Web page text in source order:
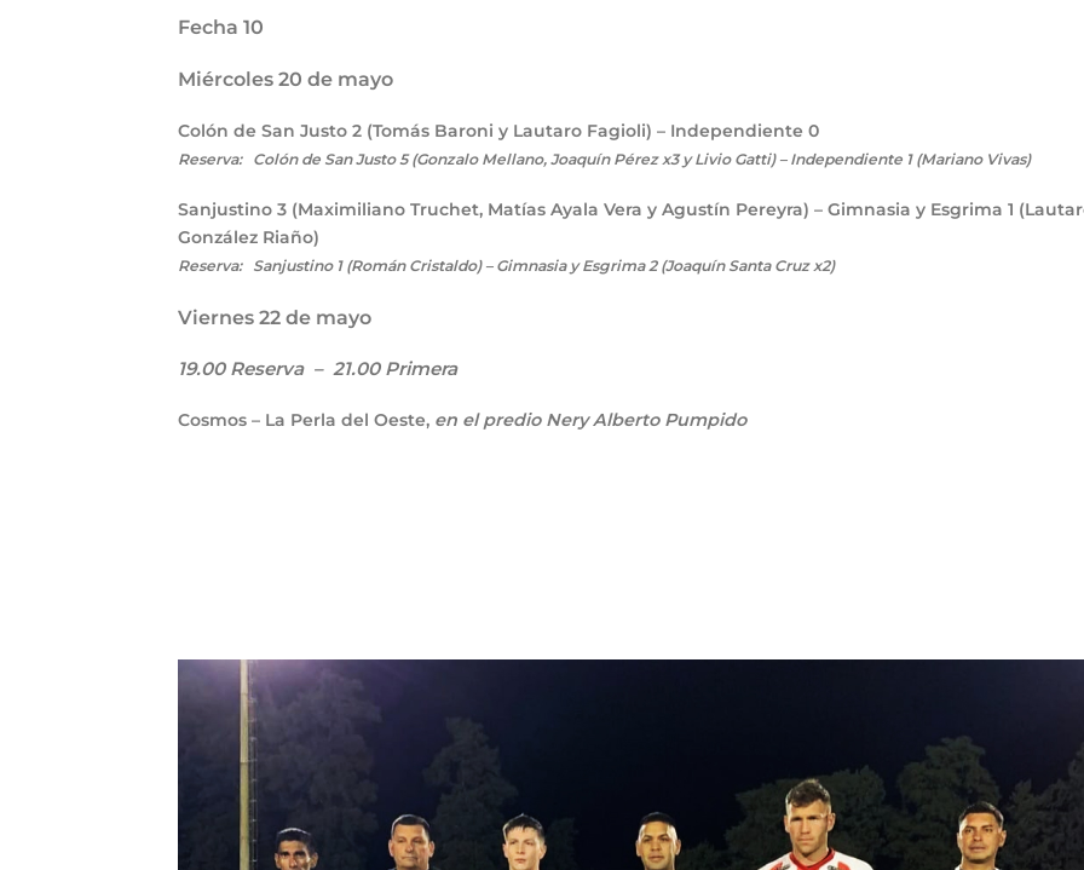
Fecha 10
Miércoles 20 de mayo
Colón de San Justo 2 (Tomás Baroni y Lautaro Fagioli) – Independiente 0
Reserva: Colón de San Justo 5 (Gonzalo Mellano, Joaquín Pérez x3 y Livio Gatti)– Independiente 1 (Mariano Vivas)
Sanjustino 3 (Maximiliano Truchet, Matías Ayala Vera y Agustín Pereyra) – Gimnasia y Esgrima 1
González Riaño)
Reserva: Sanjustino 1 (Román Cristaldo) – Gimnasia y Esgrima 2 (Joaquín Santa Cruz x2)
Viernes 22 de mayo
19.00 Reserva – 21.00 Primera
Cosmos – La Perla del Oeste, en el predio Nery Alberto Pumpido